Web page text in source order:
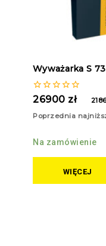
Wyważarka S
0
5
26900 zł
Poprzednia
Na zamówienie
WIĘCEJ